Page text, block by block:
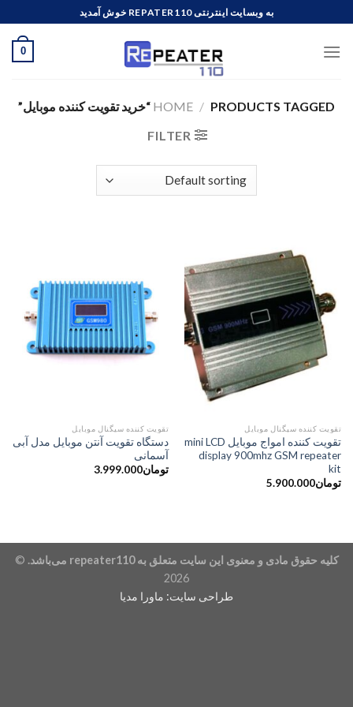
to
content
به وبسایت اینترنتی REPATER110 خوش آمدید
0
HOME / PRODUCTS TAGGED “خرید تقویت کننده موبایل”
FILTER
تقویت کننده سیگنال موبایل
تقویت کننده امواج موبایل mini LCD
display 900mhz GSM repeater
kit
تومان5.900.000
تقویت کننده سیگنال موبایل
دستگاه تقویت آنتن موبایل مدل آبی
آسمانی
تومان3.999.000
کلیه حقوق مادی و معنوی این سایت متعلق بهrepeater110 می‌باشد. ©
2026
طراحی سایت: ماورا مدیا